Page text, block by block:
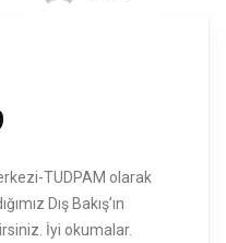
TUDPAM olarak
Dış Bakış’ın
İyi okumalar.